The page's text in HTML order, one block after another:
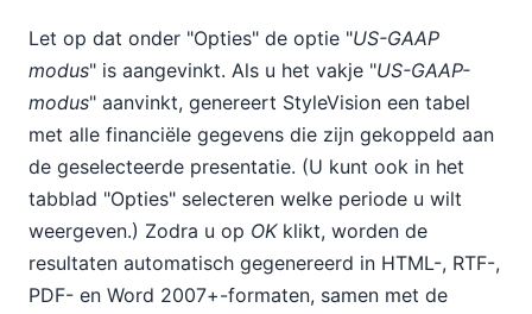
Let op dat onder "Opties" de optie "US-GAAP
modus" is aangevinkt. Als u het vakje "US-GAAP-
modus" aanvinkt, genereert StyleVision een tabel
met alle financiële gegevens die zijn gekoppeld aan
de geselecteerde presentatie. (U kunt ook in het
tabblad "Opties" selecteren welke periode u wilt
weergeven.) Zodra u op OKklikt, worden de
resultaten automatisch gegenereerd in HTML-, RTF-,
PDF- en Word 2007+-formaten, samen met de